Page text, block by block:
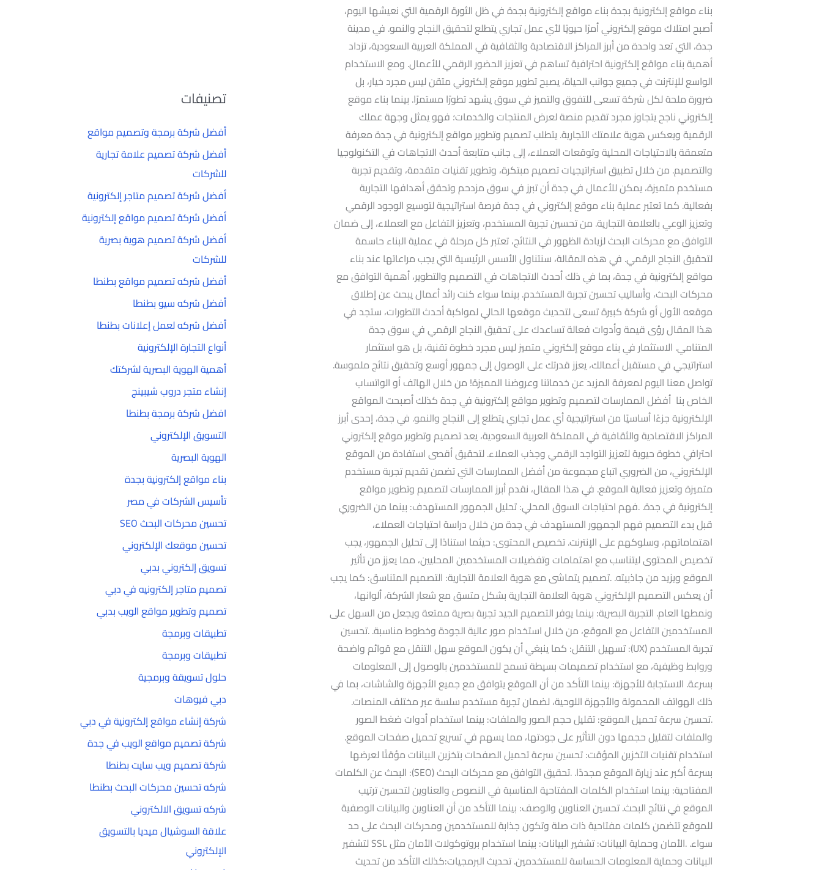
بناء مواقع إلكترونية بجدة بناء مواقع إلكترونية بجدة في ظل الثورة الرقمية التي نعيشها اليوم،
أصبح امتلاك موقع إلكتروني أمرًا حيويًا لأي عمل تجاري يتطلع لتحقيق النجاح والنمو. في مدينة
جدة، التي تعد واحدة من أبرز المراكز الاقتصادية والثقافية في المملكة العربية السعودية، تزداد
أهمية بناء مواقع إلكترونية احترافية تساهم في تعزيز الحضور الرقمي للأعمال. ومع الاستخدام
الواسع للإنترنت في جميع جوانب الحياة، يصبح تطوير موقع إلكتروني متقن ليس مجرد خيار، بل
ضرورة ملحة لكل شركة تسعى للتفوق والتميز في سوق يشهد تطورًا مستمرًا. بينما بناء موقع
إلكتروني ناجح يتجاوز مجرد تقديم منصة لعرض المنتجات والخدمات؛ فهو يمثل وجهة عملك
الرقمية ويعكس هوية علامتك التجارية. يتطلب تصميم وتطوير مواقع إلكترونية في جدة معرفة
متعمقة بالاحتياجات المحلية وتوقعات العملاء، إلى جانب متابعة أحدث الاتجاهات في التكنولوجيا
والتصميم. من خلال تطبيق استراتيجيات تصميم مبتكرة، وتطوير تقنيات متقدمة، وتقديم تجربة
مستخدم متميزة، يمكن للأعمال في جدة أن تبرز في سوق مزدحم وتحقق أهدافها التجارية
بفعالية. كما تعتبر عملية بناء موقع إلكتروني في جدة فرصة استراتيجية لتوسيع الوجود الرقمي
وتعزيز الوعي بالعلامة التجارية. من تحسين تجربة المستخدم، وتعزيز التفاعل مع العملاء، إلى ضمان
التوافق مع محركات البحث لزيادة الظهور في النتائج، تعتبر كل مرحلة في عملية البناء حاسمة
لتحقيق النجاح الرقمي. في هذه المقالة، سنتناول الأسس الرئيسية التي يجب مراعاتها عند بناء
مواقع إلكترونية في جدة، بما في ذلك أحدث الاتجاهات في التصميم والتطوير، أهمية التوافق مع
محركات البحث، وأساليب تحسين تجربة المستخدم. بينما سواء كنت رائد أعمال يبحث عن إطلاق
موقعه الأول أو شركة كبيرة تسعى لتحديث موقعها الحالي لمواكبة أحدث التطورات، ستجد في
هذا المقال رؤى قيمة وأدوات فعالة تساعدك على تحقيق النجاح الرقمي في سوق جدة
المتنامي. الاستثمار في بناء موقع إلكتروني متميز ليس مجرد خطوة تقنية، بل هو استثمار
استراتيجي في مستقبل أعمالك، يعزز قدرتك على الوصول إلى جمهور أوسع وتحقيق نتائج ملموسة.
تواصل معنا اليوم لمعرفة المزيد عن خدماتنا وعروضنا المميزة! من خلال الهاتف أو الواتساب
الخاص بنا أفضل الممارسات لتصميم وتطوير مواقع إلكترونية في جدة كذلك أصبحت المواقع
الإلكترونية جزءًا أساسيًا من استراتيجية أي عمل تجاري يتطلع إلى النجاح والنمو. في جدة، إحدى أبرز
المراكز الاقتصادية والثقافية في المملكة العربية السعودية، يعد تصميم وتطوير موقع إلكتروني
احترافي خطوة حيوية لتعزيز التواجد الرقمي وجذب العملاء. لتحقيق أقصى استفادة من الموقع
الإلكتروني، من الضروري اتباع مجموعة من أفضل الممارسات التي تضمن تقديم تجربة مستخدم
متميزة وتعزيز فعالية الموقع. في هذا المقال، نقدم أبرز الممارسات لتصميم وتطوير مواقع
إلكترونية في جدة. .فهم احتياجات السوق المحلي: تحليل الجمهور المستهدف: بينما من الضروري
قبل بدء التصميم فهم الجمهور المستهدف في جدة من خلال دراسة احتياجات العملاء،
اهتماماتهم، وسلوكهم على الإنترنت. تخصيص المحتوى: حيثما استنادًا إلى تحليل الجمهور، يجب
تخصيص المحتوى ليتناسب مع اهتمامات وتفضيلات المستخدمين المحليين، مما يعزز من تأثير
الموقع ويزيد من جاذبيته. .تصميم يتماشى مع هوية العلامة التجارية: التصميم المتناسق: كما يجب
أن يعكس التصميم الإلكتروني هوية العلامة التجارية بشكل متسق مع شعار الشركة، ألوانها،
ونمطها العام. التجربة البصرية: بينما يوفر التصميم الجيد تجربة بصرية ممتعة ويجعل من السهل على
المستخدمين التفاعل مع الموقع، من خلال استخدام صور عالية الجودة وخطوط مناسبة. .تحسين
تجربة المستخدم (UX): تسهيل التنقل: كما ينبغي أن يكون الموقع سهل التنقل مع قوائم واضحة
وروابط وظيفية، مع استخدام تصميمات بسيطة تسمح للمستخدمين بالوصول إلى المعلومات
بسرعة. الاستجابة للأجهزة: بينما التأكد من أن الموقع يتوافق مع جميع الأجهزة والشاشات، بما في
ذلك الهواتف المحمولة والأجهزة اللوحية، لضمان تجربة مستخدم سلسة عبر مختلف المنصات.
.تحسين سرعة تحميل الموقع: تقليل حجم الصور والملفات: بينما استخدام أدوات ضغط الصور
والملفات لتقليل حجمها دون التأثير على جودتها، مما يسهم في تسريع تحميل صفحات الموقع.
استخدام تقنيات التخزين المؤقت: تحسين سرعة تحميل الصفحات بتخزين البيانات مؤقتًا لعرضها
بسرعة أكبر عند زيارة الموقع مجددًا. .تحقيق التوافق مع محركات البحث (SEO): البحث عن الكلمات
المفتاحية: بينما استخدام الكلمات المفتاحية المناسبة في النصوص والعناوين لتحسين ترتيب
الموقع في نتائج البحث. تحسين العناوين والوصف: بينما التأكد من أن العناوين والبيانات الوصفية
للموقع تتضمن كلمات مفتاحية ذات صلة وتكون جذابة للمستخدمين ومحركات البحث على حد
سواء. .الأمان وحماية البيانات: تشفير البيانات: بينما استخدام بروتوكولات الأمان مثل SSL لتشفير
البيانات وحماية المعلومات الحساسة للمستخدمين. تحديث البرمجيات:كذلك التأكد من تحديث
تصنيفات
أفضل شركة برمجة وتصميم مواقع
أفضل شركة تصميم علامة تجارية
للشركات
أفضل شركة تصميم متاجر إلكترونية
أفضل شركة تصميم مواقع إلكترونية
أفضل شركة تصميم هوية بصرية
للشركات
أفضل شركه تصميم مواقع بطنطا
أفضل شركه سيو بطنطا
أفضل شركه لعمل إعلانات بطنطا
أنواع التجارة الإلكترونية
أهمية الهوية البصرية لشركتك
إنشاء متجر دروب شيبينج
افضل شركة برمجة بطنطا
التسويق الإلكتروني
الهوية البصرية
بناء مواقع إلكترونية بجدة
تأسيس الشركات في مصر
تحسين محركات البحث SEO
تحسين موقعك الإلكتروني
تسويق إلكتروني بدبي
تصميم متاجر إلكترونيه في دبي
تصميم وتطوير مواقع الويب بدبي
تطبيقات وبرمجة
تطبيقات وبرمجة
حلول تسويقة وبرمجية
دبي فيوهات
شركة إنشاء مواقع إلكترونية في دبي
شركة تصميم مواقع الويب في جدة
شركة تصميم ويب سايت بطنطا
شركه تحسين محركات البحث بطنطا
شركه تسويق الالكتروني
علاقة السوشيال ميديا بالتسويق
الإلكتروني